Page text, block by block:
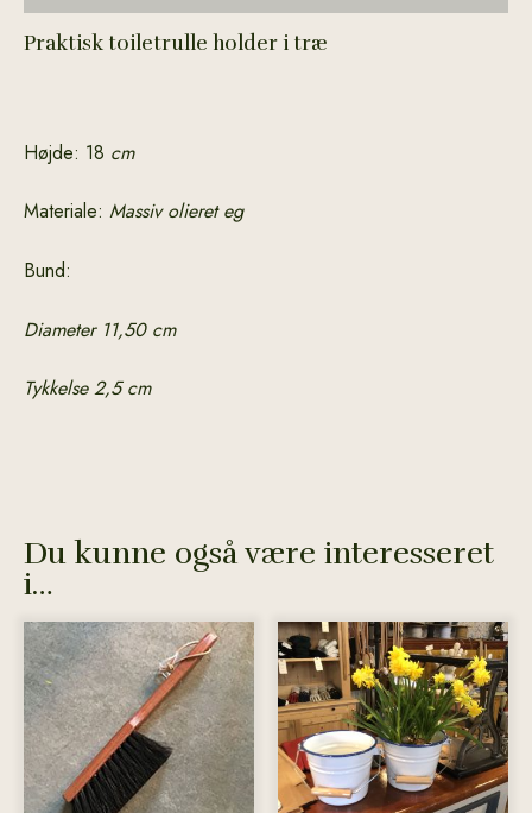
Praktisk toiletrulle holder i træ
Højde: 18 cm
Materiale: Massiv olieret eg
Bund:
Diameter 11,50 cm
Tykkelse 2,5 cm
Du kunne også være interesseret
i…
Dette
vare
har
flere
varianter.
Mulighederne
kan